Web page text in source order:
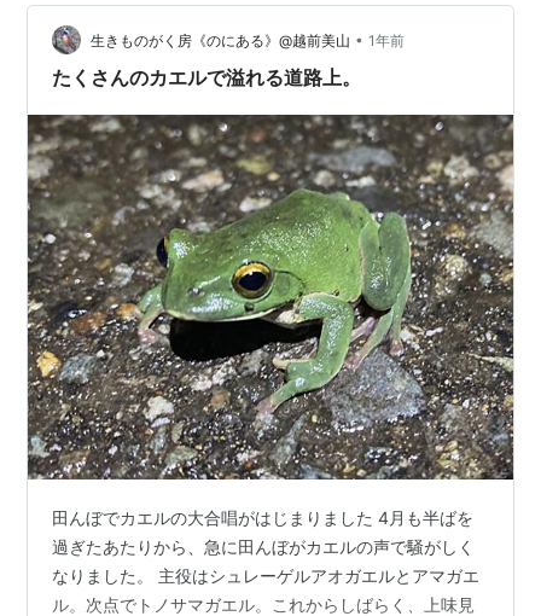
生きものがく房《のにある》@越前美山 • 1年前
たくさんのカエルで溢れる道路上。
田んぼでカエルの大合唱がはじまりました 4月も半ばを
過ぎたあたりから、急に田んぼがカエルの声で騒がしく
なりました。 主役はシュレーゲルアオガエルとアマガエ
ル。次点でトノサマガエル。これからしばらく、上味見